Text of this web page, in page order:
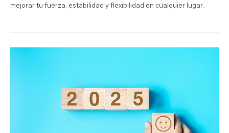
mejorar tu fuerza, estabilidad y flexibilidad en cualquier lugar.